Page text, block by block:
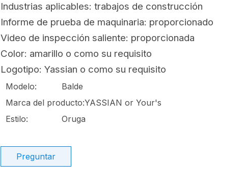
Industrias aplicables: trabajos de construcción
Informe de prueba de maquinaria: proporcionado
Video de inspección saliente: proporcionada
Color: amarillo o como su requisito
Logotipo: Yassian o como su requisito
Modelo:
Balde
Marca del producto:YASSIAN or Your's
Estilo:
Oruga
Preguntar